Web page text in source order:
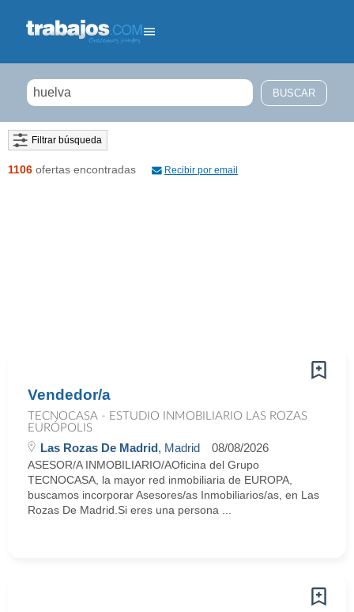
Filtrar búsqueda
1106 ofertas encontradas Recibir por email
Vendedor/a
TECNOCASA - ESTUDIO INMOBILIARIO LAS ROZAS
EURÓPOLIS
Las Rozas De Madrid, Madrid 08/08/2026
ASESOR/A INMOBILIARIO/AOficina del Grupo
TECNOCASA, la mayor red inmobiliaria de EUROPA,
buscamos incorporar Asesores/as Inmobiliarios/as, en Las
Rozas De Madrid.Si eres una persona ...